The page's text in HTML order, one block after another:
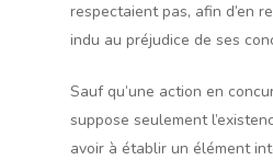
respectaient pas, afin d’en
indu au préjudice de ses
Sauf qu’une action en
suppose seulement
avoir à établir un élément